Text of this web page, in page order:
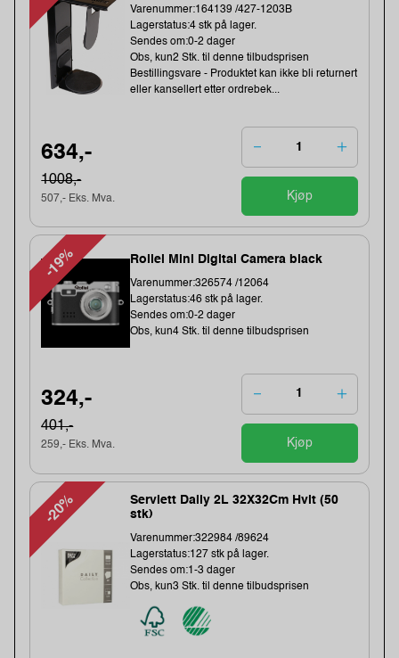
Varenummer:164139 /427-1203B
Lagerstatus:4 stk på lager.
Sendes om:0-2 dager
Obs, kun2 Stk. til denne tilbudsprisen
Bestillingsvare - Produktet kan ikke bli returnert
eller kansellert etter ordrebek...
634,-
1008,-
507,- Eks. Mva. Kjøp
-19% Rollei Mini Digital Camera black
Varenummer:326574 /12064
Lagerstatus:46 stk på lager.
Sendes om:0-2 dager
Obs, kun4 Stk. til denne tilbudsprisen
324,-
401,-
259,- Eks. Mva. Kjøp
-20%
Serviett Daily 2L 32X32Cm Hvit (50
stk)
Varenummer:322984 /89624
Lagerstatus:127 stk på lager.
Sendes om:1-3 dager
Obs, kun3 Stk. til denne tilbudsprisen